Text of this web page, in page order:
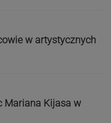
w artystycznych
Mariana Kijasa w